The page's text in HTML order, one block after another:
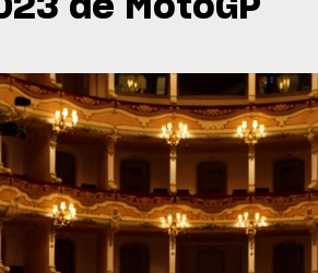
GP
: Horaires et Programme
Bretagne
de MotoGP